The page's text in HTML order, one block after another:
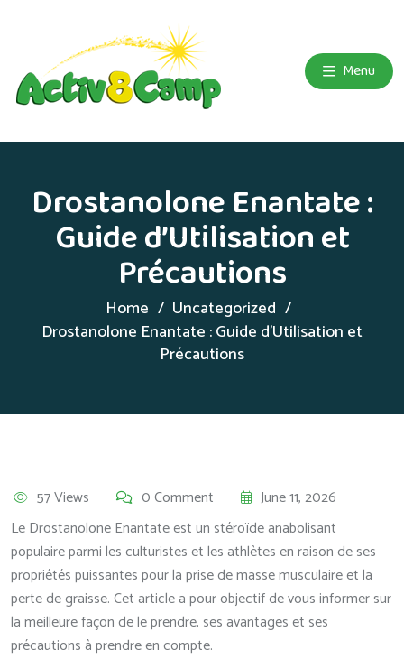
Menu
Drostanolone Enantate :
Guide d’Utilisation et
Précautions
Home
Uncategorized
Drostanolone Enantate : Guide d’Utilisation et
Précautions
57 Views 0 Comment
June 11, 2026
Le Drostanolone Enantate est un stéroïde anabolisant
populaire parmi les culturistes et les athlètes en raison de ses
propriétés puissantes pour la prise de masse musculaire et la
perte de graisse. Cet article a pour objectif de vous informer sur
la meilleure façon de le prendre, ses avantages et ses
précautions à prendre en compte.